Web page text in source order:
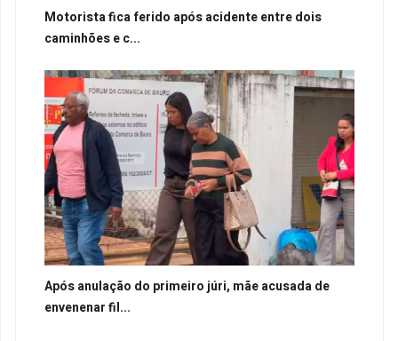
Motorista fica ferido após acidente entre dois
caminhões e c...
Após anulação do primeiro júri, mãe acusada de
envenenar fil...